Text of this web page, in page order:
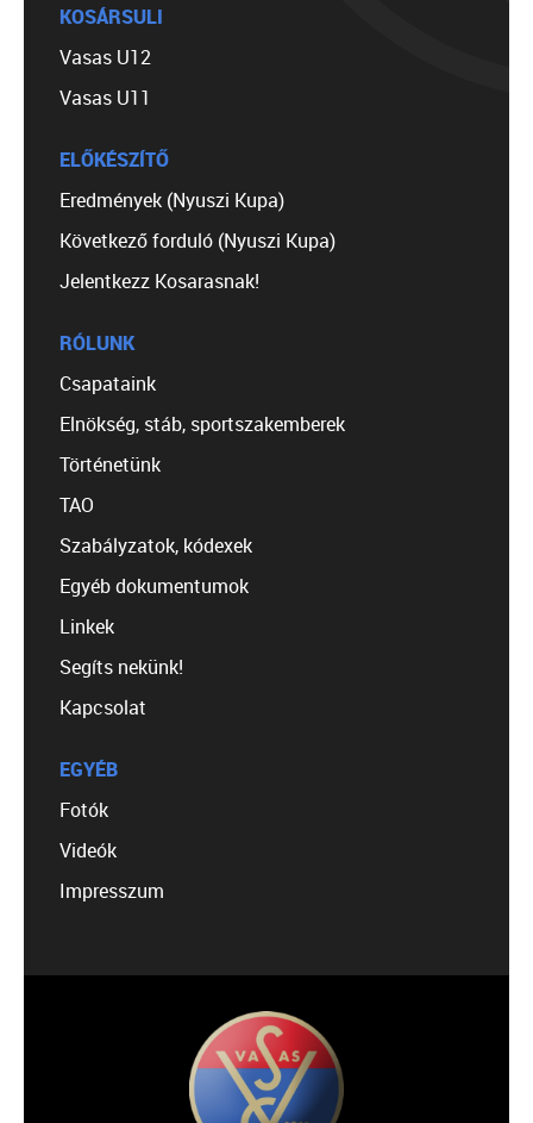
KOSÁRSULI
Vasas U12
Vasas U11
ELŐKÉSZÍTŐ
Eredmények (Nyuszi Kupa)
Következő forduló (Nyuszi Kupa)
Jelentkezz Kosarasnak!
RÓLUNK
Csapataink
Elnökség, stáb, sportszakemberek
Történetünk
TAO
Szabályzatok, kódexek
Egyéb dokumentumok
Linkek
Segíts nekünk!
Kapcsolat
EGYÉB
Fotók
Videók
Impresszum